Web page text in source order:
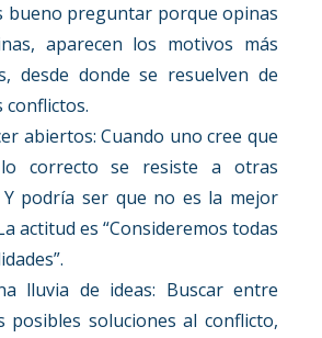
bueno preguntar porque opinas
aparecen los motivos más
desde donde se resuelven de
conflictos.
abiertos: Cuando uno cree que
correcto se resiste a otras
Y podría ser que no es la mejor
actitud es “Consideremos todas
lluvia de ideas: Buscar entre
posibles soluciones al conflicto,